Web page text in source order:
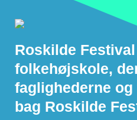
Roskilde
folkehøjskole,
faglighederne
bag Roskilde